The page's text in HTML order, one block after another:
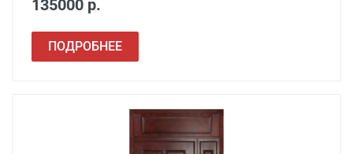
135000 р.
ПОДРОБНЕЕ